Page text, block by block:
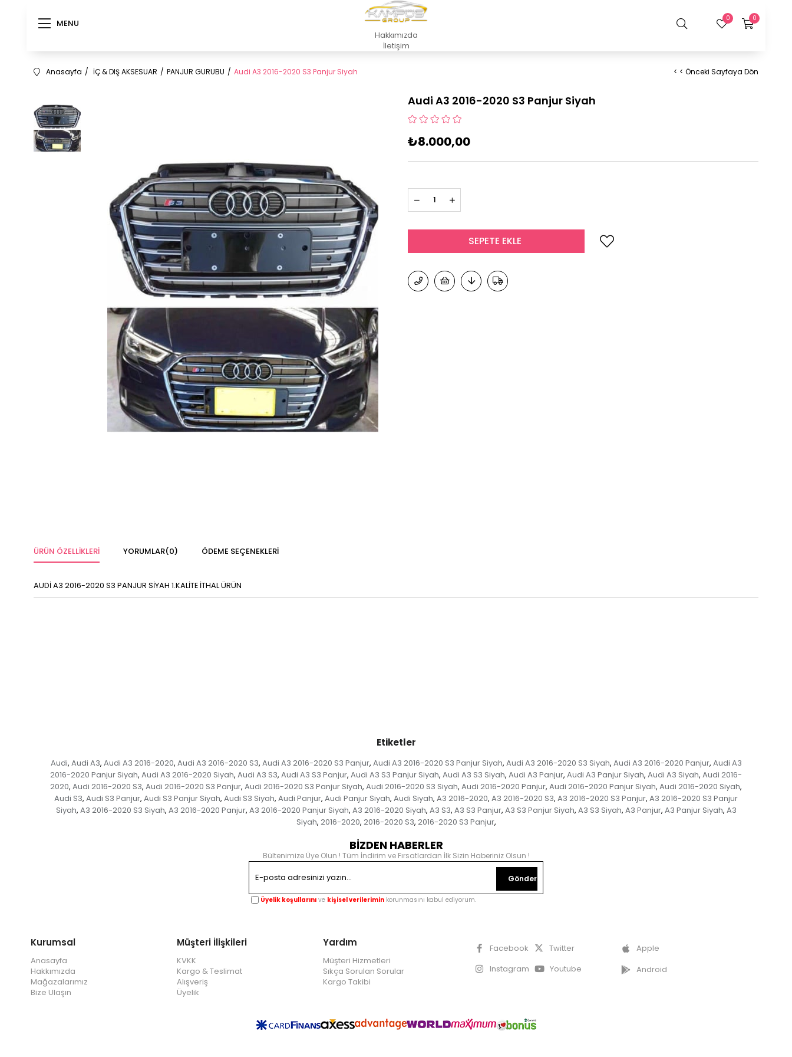
MENU
Hakkımızda
İletişim
0
0
Anasayfa İÇ & DIŞ AKSESUAR PANJUR GURUBU Audi A3 2016-2020 S3 Panjur Siyah < < Önceki Sayfaya Dön
Audi A3 2016-2020 S3 Panjur Siyah
₺8.000,00
ÜRÜN ÖZELLIKLERI YORUMLAR(0) ÖDEME SEÇENEKLERI
AUDİ A3 2016-2020 S3 PANJUR SİYAH 1.KALİTE İTHAL ÜRÜN
Etiketler
Audi, Audi A3, Audi A3 2016-2020, Audi A3 2016-2020 S3, Audi A3 2016-2020 S3 Panjur, Audi A3 2016-2020 S3 Panjur Siyah, Audi A3 2016-2020 S3 Siyah, Audi A3 2016-2020 Panjur, Audi A3
2016-2020 Panjur Siyah, Audi A3 2016-2020 Siyah, Audi A3 S3, Audi A3 S3 Panjur, Audi A3 S3 Panjur Siyah, Audi A3 S3 Siyah, Audi A3 Panjur, Audi A3 Panjur Siyah, Audi A3 Siyah, Audi 2016-
2020, Audi 2016-2020 S3, Audi 2016-2020 S3 Panjur, Audi 2016-2020 S3 Panjur Siyah, Audi 2016-2020 S3 Siyah, Audi 2016-2020 Panjur, Audi 2016-2020 Panjur Siyah, Audi 2016-2020 Siyah,
Audi S3, Audi S3 Panjur, Audi S3 Panjur Siyah, Audi S3 Siyah, Audi Panjur, Audi Panjur Siyah, Audi Siyah, A3 2016-2020, A3 2016-2020 S3, A3 2016-2020 S3 Panjur, A3 2016-2020 S3 Panjur
Siyah, A3 2016-2020 S3 Siyah, A3 2016-2020 Panjur, A3 2016-2020 Panjur Siyah, A3 2016-2020 Siyah, A3 S3, A3 S3 Panjur, A3 S3 Panjur Siyah, A3 S3 Siyah, A3 Panjur, A3 Panjur Siyah, A3
Siyah, 2016-2020, 2016-2020 S3, 2016-2020 S3 Panjur,
BİZDEN HABERLER
Bültenimize Üye Olun ! Tüm İndirim ve Fırsatlardan İlk Sizin Haberiniz Olsun !
Gönder
Üyelik koşullarını ve kişisel verilerimin korunmasını kabul ediyorum.
Kurumsal
Anasayfa
Hakkımızda
Mağazalarımız
Bize Ulaşın
Müşteri İlişkileri
KVKK
Kargo & Teslimat
Alışveriş
Üyelik
Yardım
Müşteri Hizmetleri
Sıkça Sorulan Sorular
Kargo Takibi
Facebook
Twitter
Instagram
Youtube
Apple
Android